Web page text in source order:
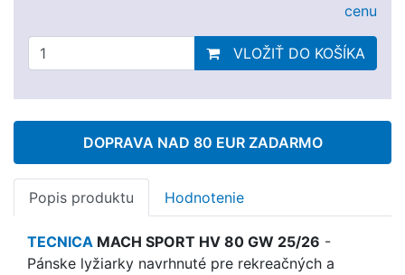
cenu
VLOŽIŤ DO KOŠÍKA
DOPRAVA NAD 80 EUR ZADARMO
Popis produktu Hodnotenie
TECNICA MACH SPORT HV 80 GW 25/26 -
Pánske lyžiarky navrhnuté pre rekreačných a